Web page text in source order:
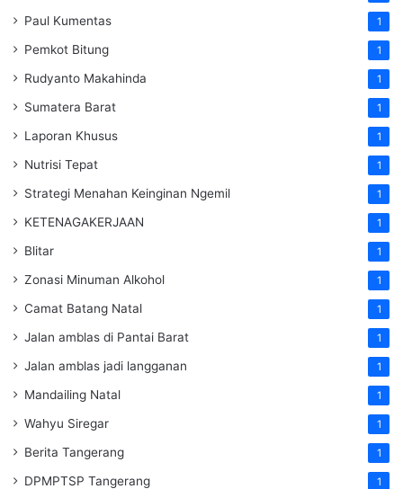
Paul Kumentas 1
Pemkot Bitung 1
Rudyanto Makahinda 1
Sumatera Barat 1
Laporan Khusus 1
Nutrisi Tepat 1
Strategi Menahan Keinginan Ngemil 1
KETENAGAKERJAAN 1
Blitar 1
Zonasi Minuman Alkohol 1
Camat Batang Natal 1
Jalan amblas di Pantai Barat 1
Jalan amblas jadi langganan 1
Mandailing Natal 1
Wahyu Siregar 1
Berita Tangerang 1
DPMPTSP Tangerang 1